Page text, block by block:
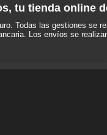
tu tienda online
Todas las gestiones se
Los envíos se